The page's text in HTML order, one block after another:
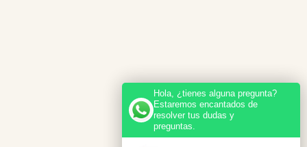
Hola, ¿tienes alguna pregunta?
Estaremos encantados de
resolver tus dudas y
preguntas.